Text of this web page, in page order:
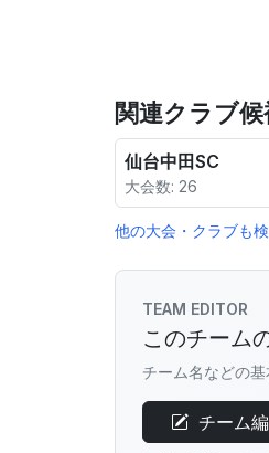
関連クラブ候
仙台中田SC
大会数: 26
他の大会・クラブも
TEAM EDITOR
このチーム
チーム名などの
チーム